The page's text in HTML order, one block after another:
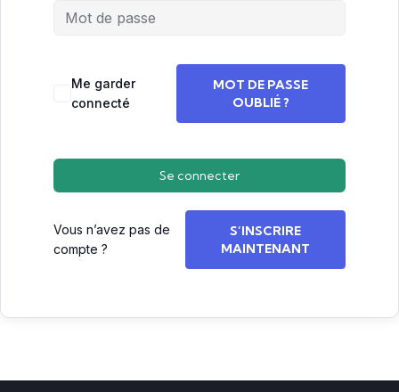
Me garder
connecté
MOT DE PASSE
OUBLIÉ ?
Se connecter
Vous n’avez pas de
compte ?
S’INSCRIRE
MAINTENANT